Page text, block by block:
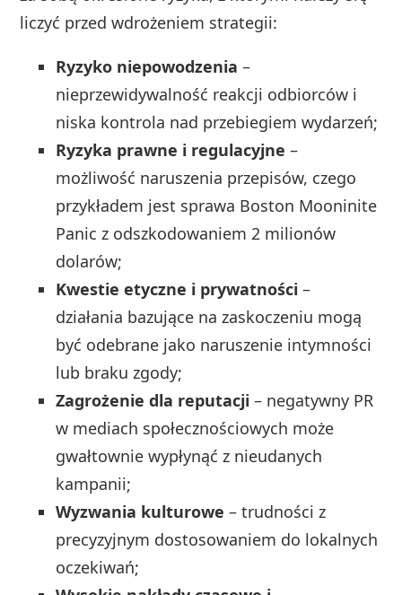
liczyć przed wdrożeniem strategii:
Ryzyko niepowodzenia –
nieprzewidywalność reakcji odbiorców i
niska kontrola nad przebiegiem wydarzeń;
Ryzyka prawne i regulacyjne –
możliwość naruszenia przepisów, czego
przykładem jest sprawa Boston Mooninite
Panic z odszkodowaniem 2 milionów
dolarów;
Kwestie etyczne i prywatności –
działania bazujące na zaskoczeniu mogą
być odebrane jako naruszenie intymności
lub braku zgody;
Zagrożenie dla reputacji – negatywny PR
w mediach społecznościowych może
gwałtownie wypłynąć z nieudanych
kampanii;
Wyzwania kulturowe – trudności z
precyzyjnym dostosowaniem do lokalnych
oczekiwań;